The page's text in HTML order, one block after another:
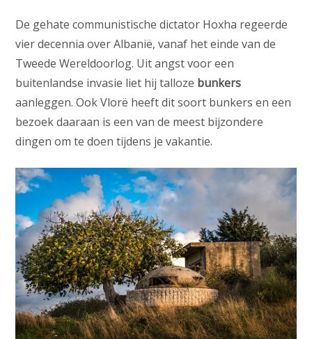
De gehate communistische dictator Hoxha regeerde
vier decennia over Albanië, vanaf het einde van de
Tweede Wereldoorlog. Uit angst voor een
buitenlandse invasie liet hij talloze bunkers
aanleggen. Ook Vlorë heeft dit soort bunkers en een
bezoek daaraan is een van de meest bijzondere
dingen om te doen tijdens je vakantie.